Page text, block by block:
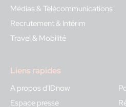
Médias & Télécommunications
Recrutement & Intérim
Travel & Mobilité
Liens rapides
A propos d'IDnow
Espace presse